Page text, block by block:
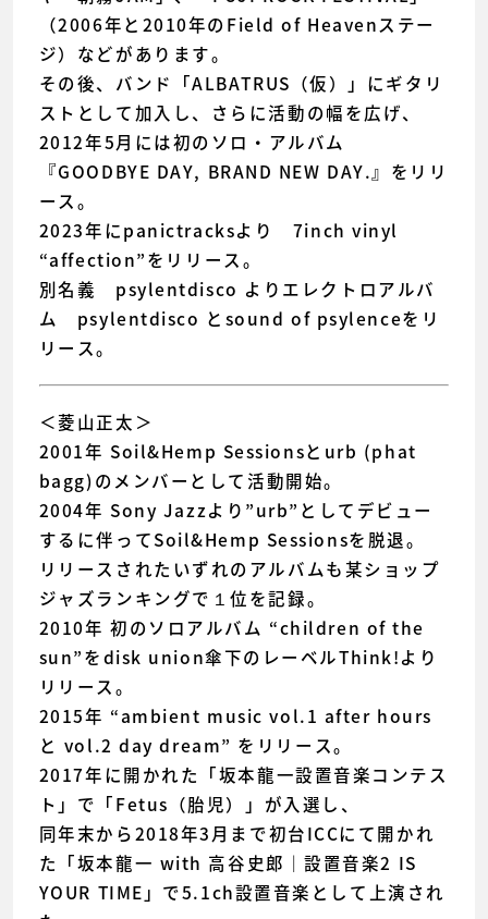
（2006年と2010年のField of Heavenステー
ジ）などがあります。
その後、バンド「ALBATRUS（仮）」にギタリ
ストとして加入し、さらに活動の幅を広げ、
2012年5月には初のソロ・アルバム
『GOODBYE DAY, BRAND NEW DAY.』をリリ
ース。
2023年にpanictracksより 7inch vinyl
“affection”をリリース。
別名義 psylentdisco よりエレクトロアルバ
ム psylentdisco とsound of psylenceをリ
リース。
＜菱山正太＞
2001年 Soil&Hemp Sessionsとurb (phat
bagg)のメンバーとして活動開始。
2004年 Sony Jazzより”urb”としてデビュー
するに伴ってSoil&Hemp Sessionsを脱退。
リリースされたいずれのアルバムも某ショップ
ジャズランキングで１位を記録。
2010年 初のソロアルバム “children of the
sun”をdisk union傘下のレーベルThink!より
リリース。
2015年 “ambient music vol.1 after hours
と vol.2 day dream” をリリース。
2017年に開かれた「坂本龍一設置音楽コンテス
ト」で「Fetus（胎児）」が入選し、
同年末から2018年3月まで初台ICCにて開かれ
た「坂本龍一 with 高谷史郎｜設置音楽2 IS
YOUR TIME」で5.1ch設置音楽として上演され